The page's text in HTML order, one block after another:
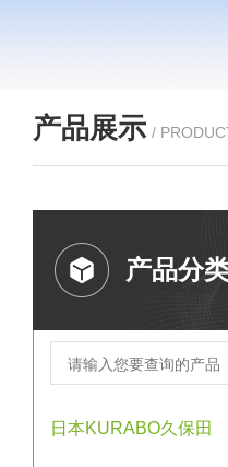
产品展示 /
产品分
日本KURABO久保田